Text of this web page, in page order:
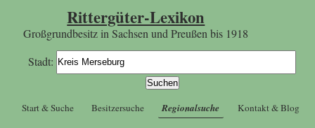
Rittergüter-Lexikon
Großgrundbesitz in Sachsen und Preußen bis 1918
Stadt:
Start & Suche Besitzersuche Regionalsuche Kontakt & Blog